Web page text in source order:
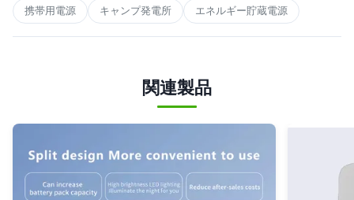
携帯用電源 キャンプ発電所 エネルギー貯蔵電源
関連製品